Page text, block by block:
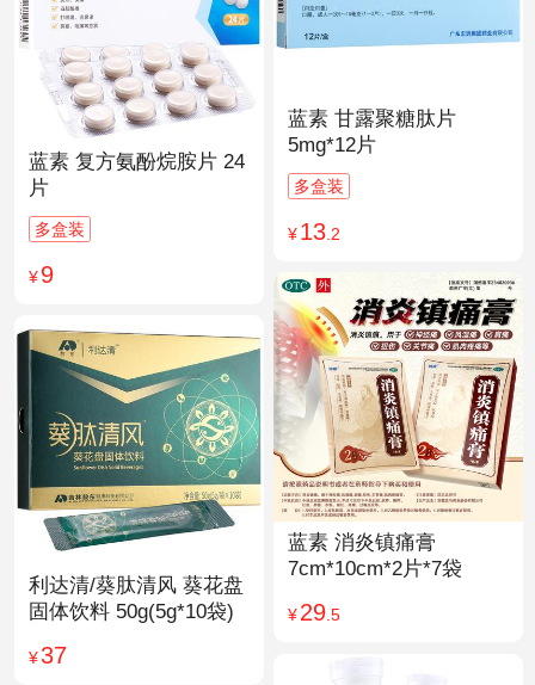
蓝素 甘露聚糖肽片
5mg*12片
多盒装
¥13.2
蓝素 复方氨酚烷胺片 24
片
多盒装
¥9
蓝素 消炎镇痛膏
7cm*10cm*2片*7袋
¥29.5
利达清/葵肽清风 葵花盘
固体饮料 50g(5g*10袋)
¥37